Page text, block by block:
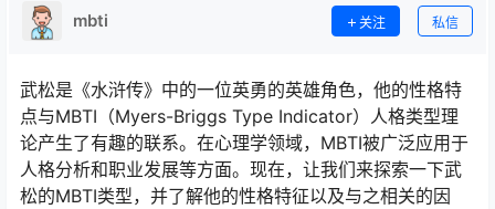
mbti 关注 私信
武松是《水浒传》中的一位英勇的英雄角色，他的性格特
点与MBTI（Myers-Briggs Type Indicator）人格类型理
论产生了有趣的联系。在心理学领域，MBTI被广泛应用于
人格分析和职业发展等方面。现在，让我们来探索一下武
松的MBTI类型，并了解他的性格特征以及与之相关的因